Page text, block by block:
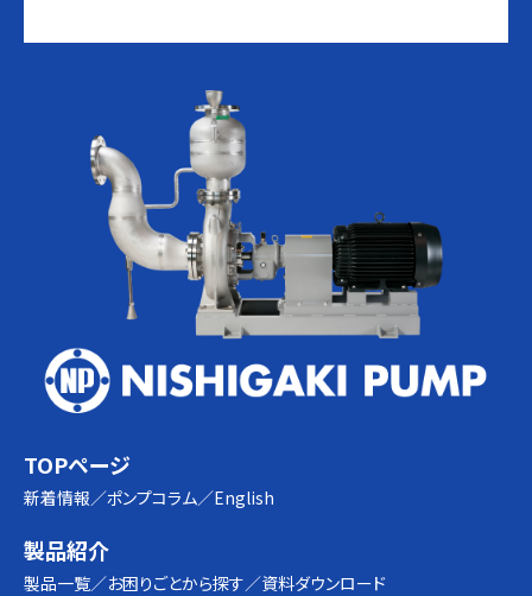
TOPページ
新着情報 ポンプコラム English
製品紹介
製品一覧 お困りごとから探す 資料ダウンロード